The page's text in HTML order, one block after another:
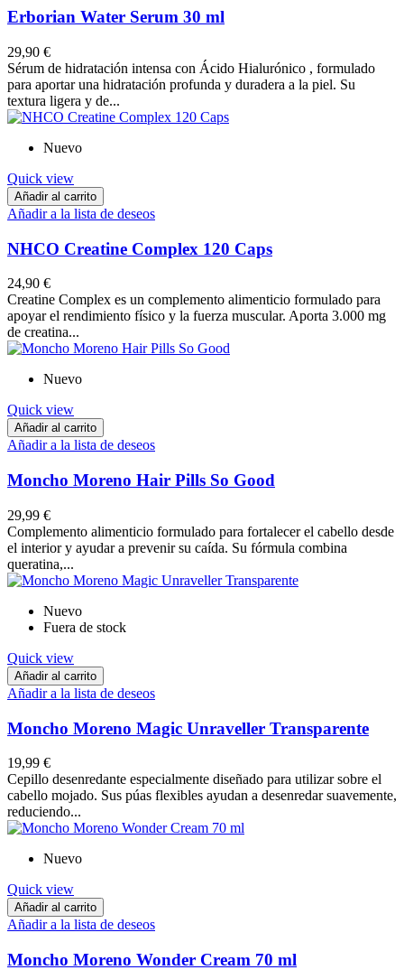
Erborian Water Serum 30 ml
29,90 €
Sérum de hidratación intensa con Ácido Hialurónico , formulado
para aportar una hidratación profunda y duradera a la piel. Su
textura ligera y de...
Nuevo
Quick view
Añadir al carrito
Añadir a la lista de deseos
NHCO Creatine Complex 120 Caps
24,90 €
Creatine Complex es un complemento alimenticio formulado para
apoyar el rendimiento físico y la fuerza muscular. Aporta 3.000 mg
de creatina...
Nuevo
Quick view
Añadir al carrito
Añadir a la lista de deseos
Moncho Moreno Hair Pills So Good
29,99 €
Complemento alimenticio formulado para fortalecer el cabello desde
el interior y ayudar a prevenir su caída. Su fórmula combina
queratina,...
Nuevo
Fuera de stock
Quick view
Añadir al carrito
Añadir a la lista de deseos
Moncho Moreno Magic Unraveller Transparente
19,99 €
Cepillo desenredante especialmente diseñado para utilizar sobre el
cabello mojado. Sus púas flexibles ayudan a desenredar suavemente,
reduciendo...
Nuevo
Quick view
Añadir al carrito
Añadir a la lista de deseos
Moncho Moreno Wonder Cream 70 ml